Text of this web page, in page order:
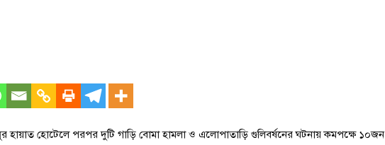
হায়াত হোটেলে পরপর দুটি গাড়ি বোমা হামলা ও এলোপাতাড়ি গুলিবর্ষনের ঘটনায় কমপক্ষে ১০জন